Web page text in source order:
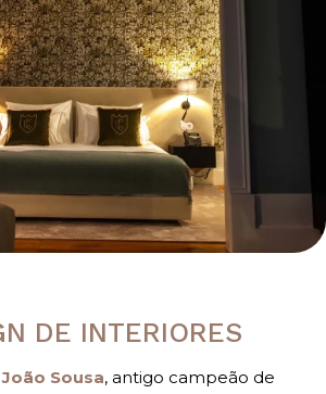
DE INTERIORES
João Sousa, antigo campeão de